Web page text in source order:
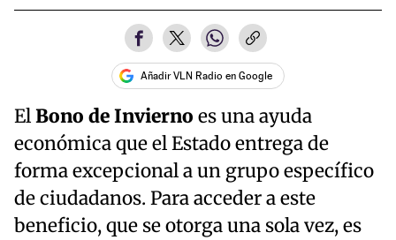
Añadir VLN Radio en Google
ElBono de Invierno es una ayuda
económica que el Estado entrega de
forma excepcional a un grupo específico
de ciudadanos. Para acceder a este
beneficio, que se otorga una sola vez, es